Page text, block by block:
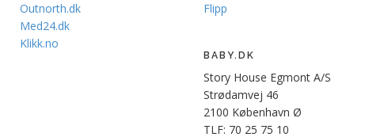
Outnorth.dk
Med24.dk
Klikk.no
Flipp
BABY.DK
Story House Egmont A/S
Strødamvej 46
2100 København Ø
TLF: 70 25 75 10